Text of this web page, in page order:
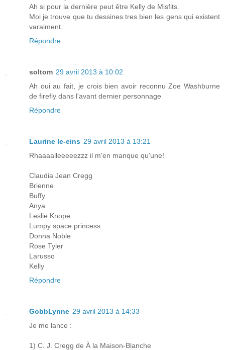
Ah si pour la dernière peut être Kelly de Misfits.
Moi je trouve que tu dessines tres bien les gens qui existent
varaiment.
Répondre
soltom 29 avril 2013 à 10:02
Ah oui au fait, je crois bien avoir reconnu Zoe Washburne
de firefly dans l'avant dernier personnage
Répondre
Laurine le-eins 29 avril 2013 à 13:21
Rhaaaalleeeeezzz il m'en manque qu'une!
Claudia Jean Cregg
Brienne
Buffy
Anya
Leslie Knope
Lumpy space princess
Donna Noble
Rose Tyler
Larusso
Kelly
Répondre
GobbLynne 29 avril 2013 à 14:33
Je me lance :
1) C. J. Cregg de À la Maison-Blanche